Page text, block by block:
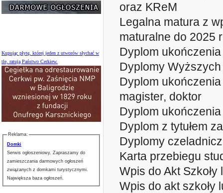
Kupując płytę, której jeden z utworów słychać w
tle, ratują Państwo Cerkiew.
Reklama:
Domki
Serwis ogłoszeniowy. Zapraszamy do
zamieszczania darmowych ogłoszeń
związanych z domkami turystycznymi.
Największa baza ogłoszeń.
oraz KReM
Legalna matura z
maturalne do 2025
Dyplom
Dyplomy
Dyplom
magister, doktor
Dyplom
Dyplom z tytułem
Dyplomy
Karta przebiegu
Wpis do Akt Szkoły
Wpis do akt szkoły